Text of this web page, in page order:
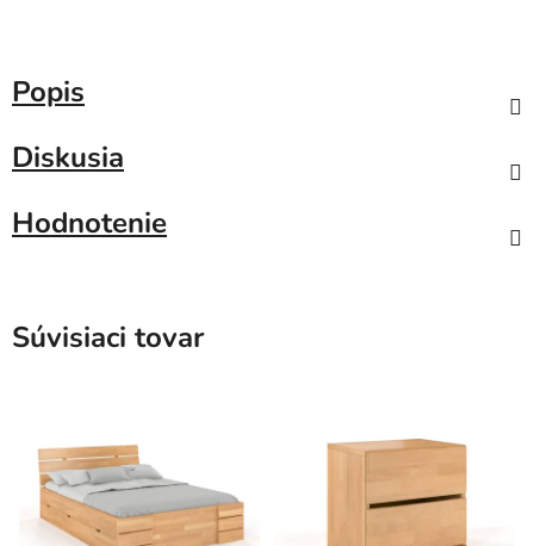
Popis
Diskusia
Hodnotenie
Súvisiaci tovar